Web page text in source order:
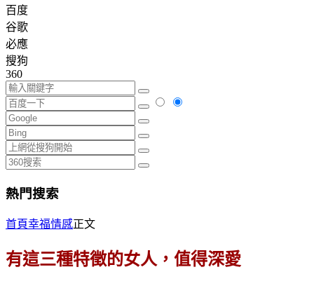
百度
谷歌
必應
搜狗
360
熱門搜索
首頁幸福情感正文
有這三種特徵的女人，值得深愛